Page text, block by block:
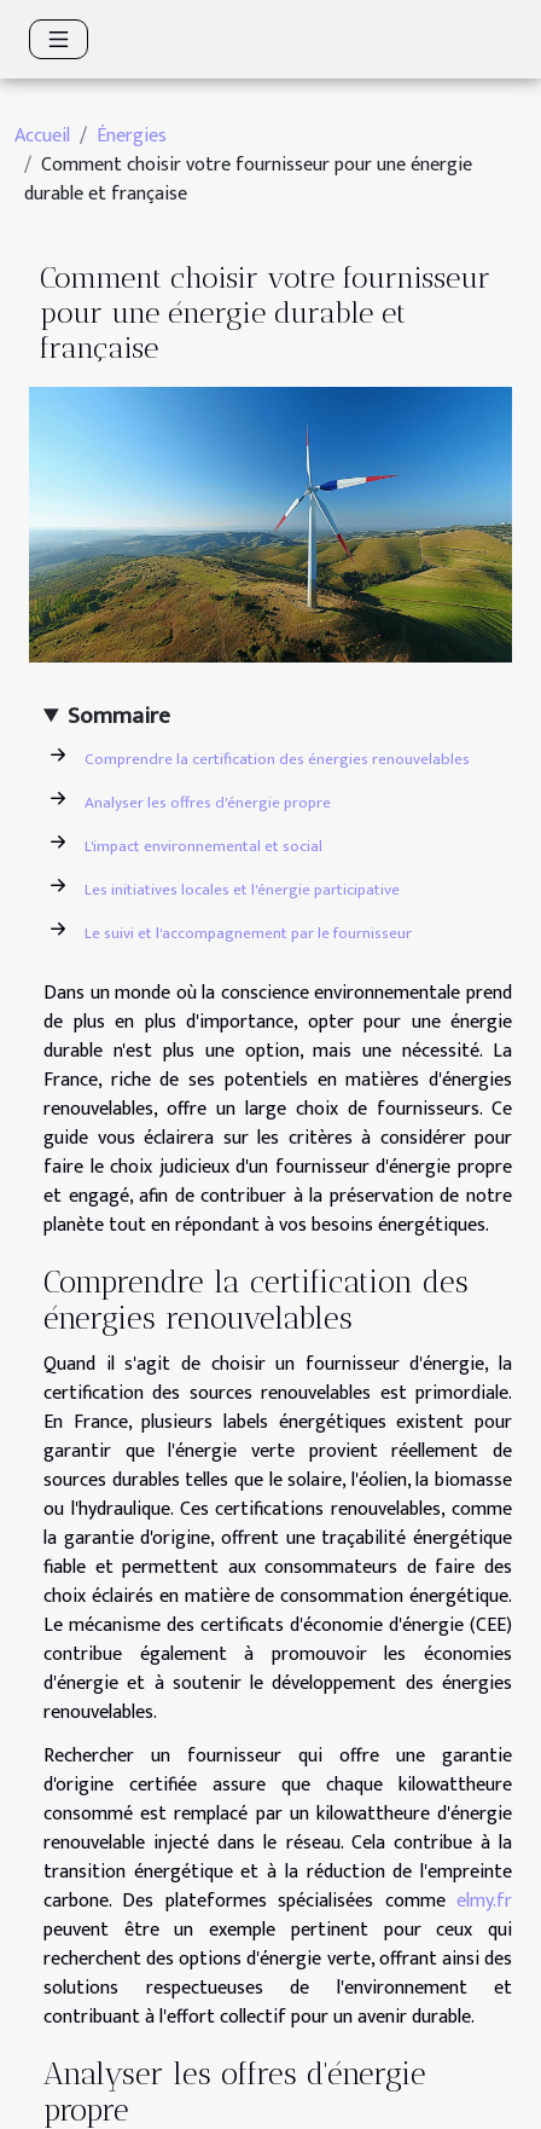
Accueil
Énergies
Comment choisir votre fournisseur pour une énergie
durable et française
Comment choisir votre fournisseur
pour une énergie durable et
française
Sommaire
Comprendre la certification des énergies renouvelables
Analyser les offres d'énergie propre
L'impact environnemental et social
Les initiatives locales et l'énergie participative
Le suivi et l'accompagnement par le fournisseur
Dans un monde où la conscience environnementale prend
de plus en plus d'importance, opter pour une énergie
durable n'est plus une option, mais une nécessité. La
France, riche de ses potentiels en matières d'énergies
renouvelables, offre un large choix de fournisseurs. Ce
guide vous éclairera sur les critères à considérer pour
faire le choix judicieux d'un fournisseur d'énergie propre
et engagé, afin de contribuer à la préservation de notre
planète tout en répondant à vos besoins énergétiques.
Comprendre la certification des
énergies renouvelables
Quand il s'agit de choisir un fournisseur d'énergie, la
certification des sources renouvelables est primordiale.
En France, plusieurs labels énergétiques existent pour
garantir que l'énergie verte provient réellement de
sources durables telles que le solaire, l'éolien, la biomasse
ou l'hydraulique. Ces certifications renouvelables, comme
la garantie d'origine, offrent une traçabilité énergétique
fiable et permettent aux consommateurs de faire des
choix éclairés en matière de consommation énergétique.
Le mécanisme des certificats d'économie d'énergie (CEE)
contribue également à promouvoir les économies
d'énergie et à soutenir le développement des énergies
renouvelables.
Rechercher un fournisseur qui offre une garantie
d'origine certifiée assure que chaque kilowattheure
consommé est remplacé par un kilowattheure d'énergie
renouvelable injecté dans le réseau. Cela contribue à la
transition énergétique et à la réduction de l'empreinte
carbone. Des plateformes spécialisées comme elmy.fr
peuvent être un exemple pertinent pour ceux qui
recherchent des options d'énergie verte, offrant ainsi des
solutions respectueuses de l'environnement et
contribuant à l'effort collectif pour un avenir durable.
Analyser les offres d'énergie
propre